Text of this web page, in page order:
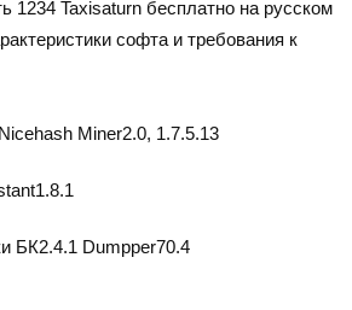
1234 Taxisaturn бесплатно на русском
софта и требования к
Nicehash Miner2.0, 1.7.5.13
1.8.1
БК2.4.1 Dumpper70.4